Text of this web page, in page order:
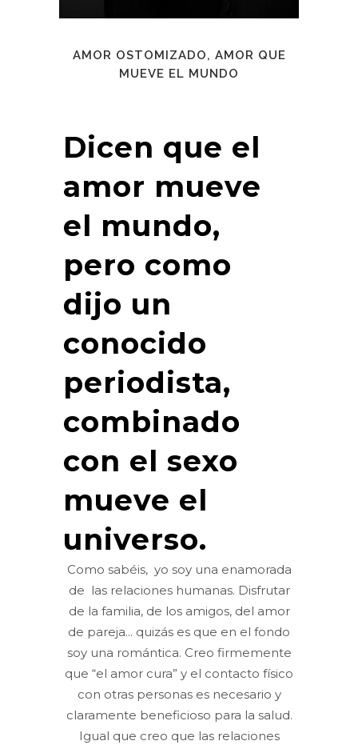
AMOR OSTOMIZADO, AMOR QUE
MUEVE EL MUNDO
Dicen que el
amor mueve
el mundo,
pero como
dijo un
conocido
periodista,
combinado
con el sexo
mueve el
universo.
Como sabéis, yo soy una enamorada
de las relaciones humanas. Disfrutar
de la familia, de los amigos, del amor
de pareja... quizás es que en el fondo
soy una romántica. Creo firmemente
que “el amor cura” y el contacto físico
con otras personas es necesario y
claramente beneficioso para la salud.
Igual que creo que las relaciones